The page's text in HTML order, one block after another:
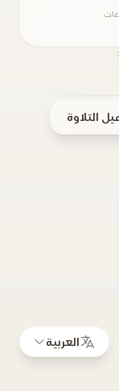
التلاوة
العربية